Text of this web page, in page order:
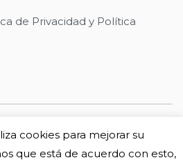
de Privacidad y Política
cookies para mejorar su
que está de acuerdo con esto,